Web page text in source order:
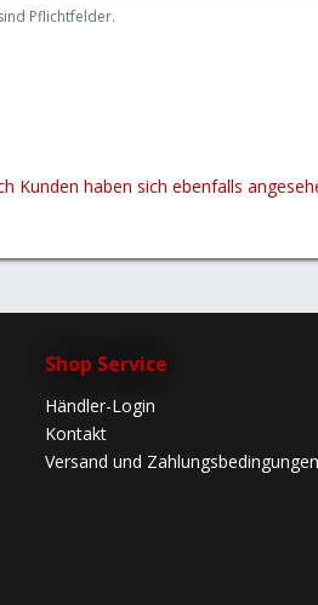
Pflichtfelder.
Kunden haben sich ebenfalls
Shop Service
Händler-Login
Kontakt
Versand und Zahlungsbedingungen